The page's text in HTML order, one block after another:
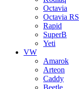
Octavia
Octavia RS
Rapid
SuperB
Yeti
VW
Amarok
Arteon
Caddy
Beetle